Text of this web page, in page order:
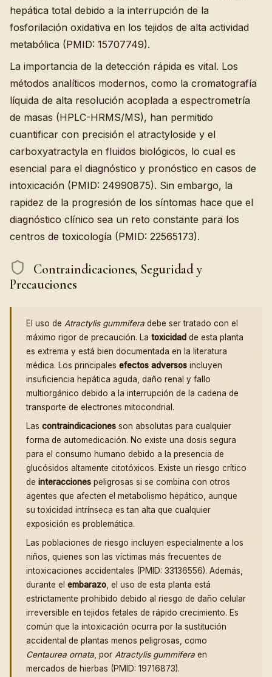
hepática total debido a la interrupción de la
fosforilación oxidativa en los tejidos de alta actividad
metabólica (PMID: 15707749).
La importancia de la detección rápida es vital. Los
métodos analíticos modernos, como la cromatografía
líquida de alta resolución acoplada a espectrometría
de masas (HPLC-HRMS/MS), han permitido
cuantificar con precisión el atractyloside y el
carboxyatractyla en fluidos biológicos, lo cual es
esencial para el diagnóstico y pronóstico en casos de
intoxicación (PMID: 24990875). Sin embargo, la
rapidez de la progresión de los síntomas hace que el
diagnóstico clínico sea un reto constante para los
centros de toxicología (PMID: 22565173).
Contraindicaciones, Seguridad y
Precauciones
El uso de Atractylis gummifera debe ser tratado con el
máximo rigor de precaución. La toxicidad de esta planta
es extrema y está bien documentada en la literatura
médica. Los principales efectos adversos incluyen
insuficiencia hepática aguda, daño renal y fallo
multiorgánico debido a la interrupción de la cadena de
transporte de electrones mitocondrial.
Las contraindicaciones son absolutas para cualquier
forma de automedicación. No existe una dosis segura
para el consumo humano debido a la presencia de
glucósidos altamente citotóxicos. Existe un riesgo crítico
de interacciones peligrosas si se combina con otros
agentes que afecten el metabolismo hepático, aunque
su toxicidad intrínseca es tan alta que cualquier
exposición es problemática.
Las poblaciones de riesgo incluyen especialmente a los
niños, quienes son las víctimas más frecuentes de
intoxicaciones accidentales (PMID: 33136556). Además,
durante el embarazo, el uso de esta planta está
estrictamente prohibido debido al riesgo de daño celular
irreversible en tejidos fetales de rápido crecimiento. Es
común que la intoxicación ocurra por la sustitución
accidental de plantas menos peligrosas, como
Centaurea ornata, por Atractylis gummifera en
mercados de hierbas (PMID: 19716873).